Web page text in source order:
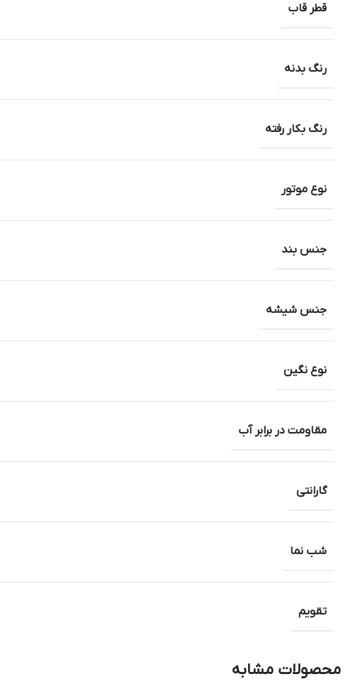
قطر قاب
رنگ بدنه
رنگ بکار رفته
نوع موتور
جنس بند
جنس شیشه
نوع نگین
مقاومت در برابر آب
گارانتی
شب نما
تقویم
محصولات مشابه